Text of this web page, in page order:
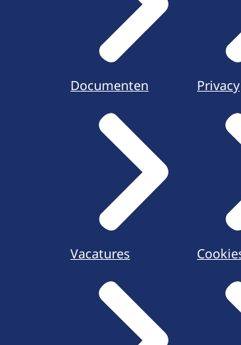
Documenten
Vacatures
Privacy